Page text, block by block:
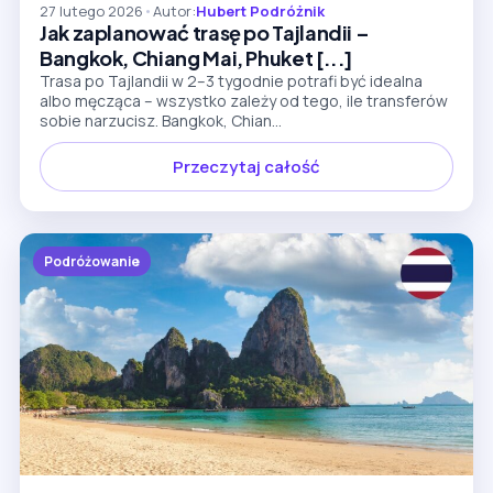
27 lutego 2026 •Autor:Hubert Podróżnik
Jak zaplanować trasę po Tajlandii –
Bangkok, Chiang Mai, Phuket [...]
Trasa po Tajlandii w 2–3 tygodnie potrafi być idealna
albo męcząca – wszystko zależy od tego, ile transferów
sobie narzucisz. Bangkok, Chian...
Przeczytaj całość
Podróżowanie